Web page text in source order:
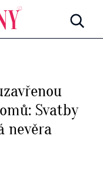
Svatby
nevěra